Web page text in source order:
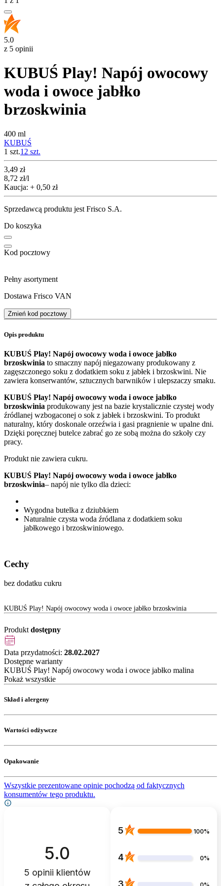
5.0
z 5 opinii
KUBUŚ Play! Napój owocowy
woda i owoce jabłko
brzoskwinia
400 ml
KUBUŚ
1 szt.12 szt.
Cena
3,49 zł
8,72 zł/l
Kaucja: + 0,50 zł
Sprzedawcą produktu jest Frisco S.A.
Do koszyka
Kod pocztowy
Pełny asortyment
Dostawa Frisco VAN
Zmień kod pocztowy
Opis produktu
KUBUŚ Play! Napój owocowy woda i owoce jabłko
brzoskwinia to smaczny napój niegazowany produkowany z
zagęszczonego soku z dodatkiem soku z jabłek i brzoskwini. Nie
zawiera konserwantów, sztucznych barwników i ulepszaczy smaku.
KUBUŚ Play! Napój owocowy woda i owoce jabłko
brzoskwinia produkowany jest na bazie krystalicznie czystej wody
źródlanej wzbogaconej o sok z jabłek i brzoskwini. To produkt
naturalny, który doskonale orzeźwia i gasi pragnienie w upalne dni.
Dzięki poręcznej butelce zabrać go ze sobą można do szkoły czy
pracy.
Produkt nie zawiera cukru.
KUBUŚ Play! Napój owocowy woda i owoce jabłko
brzoskwinia– napój nie tylko dla dzieci:
Wygodna butelka z dziubkiem
Naturalnie czysta woda źródlana z dodatkiem soku
jabłkowego i brzoskwiniowego.
Cechy
bez dodatku cukru
KUBUŚ Play! Napój owocowy woda i owoce jabłko brzoskwinia
Produkt dostępny
Data przydatności: 28.02.2027
Dostępne warianty
KUBUŚ Play! Napój owocowy woda i owoce jabłko malina
Pokaż wszystkie
Skład i alergeny
Wartości odżywcze
Opakowanie
Wszystkie prezentowane opinie pochodzą od faktycznych
konsumentów tego produktu.
5.0
5 opinii klientów
5 100%
4 0%
3